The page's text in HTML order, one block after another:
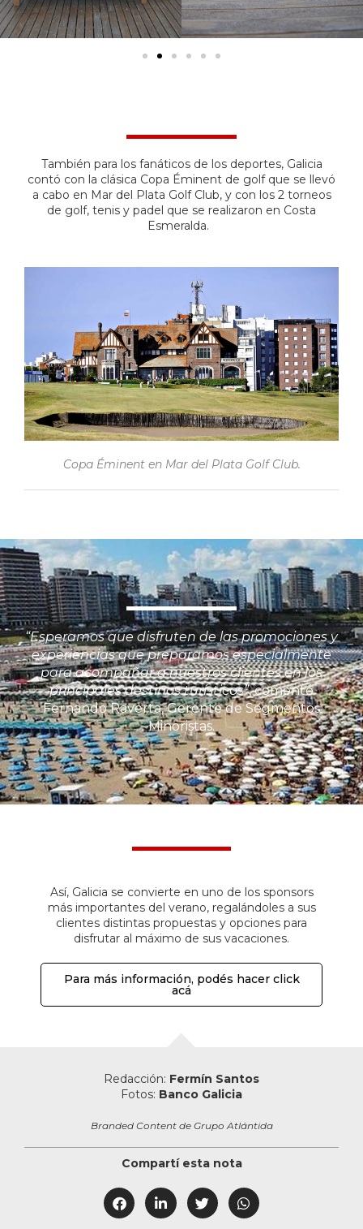
También para los fanáticos de los deportes, Galicia
contó con la clásica Copa Éminent de golf que se llevó
a cabo en Mar del Plata Golf Club, y con los 2 torneos
de golf, tenis y padel que se realizaron en Costa
Esmeralda.
Copa Éminent en Mar del Plata Golf Club.
“Esperamos que disfruten de las promociones y
experiencias que preparamos especialmente
para acompañar a nuestros clientes en los
principales destinos turísticos”, comentó
Fernando Raverta, Gerente de Segmentos
Minoristas.
Así, Galicia se convierte en uno de los sponsors
más importantes del verano, regalándoles a sus
clientes distintas propuestas y opciones para
disfrutar al máximo de sus vacaciones.
Para más información, podés hacer click
acá
Redacción: Fermín Santos
Fotos: Banco Galicia
Branded Content de Grupo Atlántida
Compartí esta nota